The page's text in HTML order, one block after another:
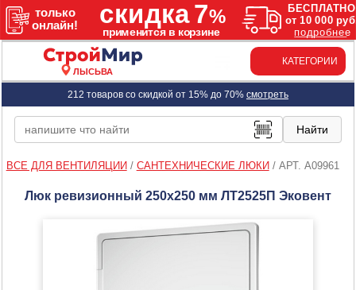
ЛЫСЬВА
КАТЕГОРИИ
212 товаров со скидкой от 15% до 70% смотреть
ВСЕ ДЛЯ ВЕНТИЛЯЦИИ / САНТЕХНИЧЕСКИЕ ЛЮКИ / АРТ. A09961
Люк ревизионный 250х250 мм ЛТ2525П Эковент